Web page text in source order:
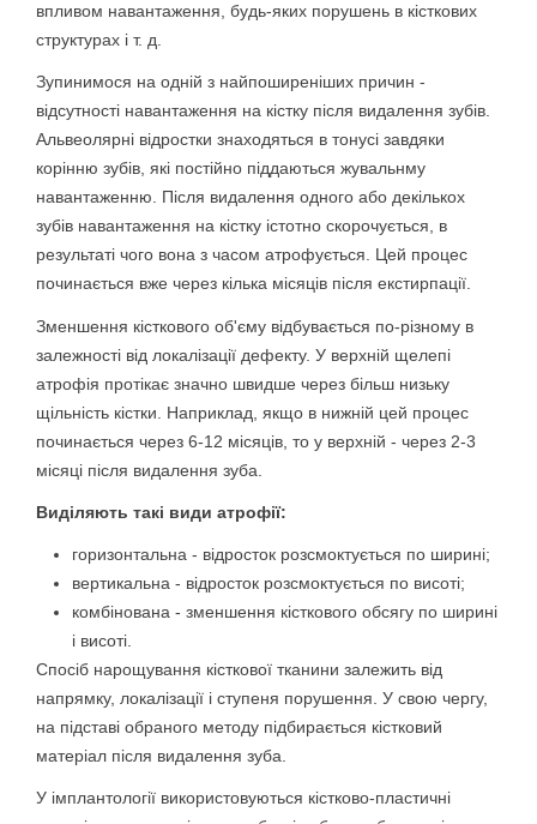
впливом навантаження, будь-яких порушень в кісткових
структурах і т. д.
Зупинимося на одній з найпоширеніших причин -
відсутності навантаження на кістку після видалення зубів.
Альвеолярні відростки знаходяться в тонусі завдяки
корінню зубів, які постійно піддаються жувальнму
навантаженню. Після видалення одного або декількох
зубів навантаження на кістку істотно скорочується, в
результаті чого вона з часом атрофується. Цей процес
починається вже через кілька місяців після екстирпації.
Зменшення кісткового об'єму відбувається по-різному в
залежності від локалізації дефекту. У верхній щелепі
атрофія протікає значно швидше через більш низьку
щільність кістки. Наприклад, якщо в нижній цей процес
починається через 6-12 місяців, то у верхній - через 2-3
місяці після видалення зуба.
Виділяють такі види атрофії:
горизонтальна - відросток розсмоктується по ширині;
вертикальна - відросток розсмоктується по висоті;
комбінована - зменшення кісткового обсягу по ширині
і висоті.
Спосіб нарощування кісткової тканини залежить від
напрямку, локалізації і ступеня порушення. У свою чергу,
на підставі обраного методу підбирається кістковий
матеріал після видалення зуба.
У імплантології використовуються кістково-пластичні